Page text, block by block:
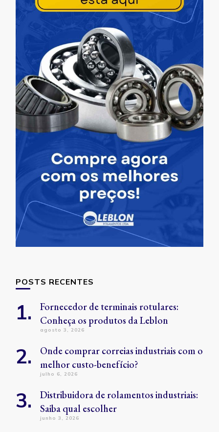
POSTS RECENTES
Fornecedor de terminais rotulares:
Conheça os produtos da Leblon
agosto 3, 2026
Onde comprar correias industriais com o
melhor custo-benefício?
julho 6, 2026
Distribuidora de rolamentos industriais:
Saiba qual escolher
junho 3, 2026